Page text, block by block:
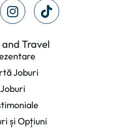
Travel
Joburi
Joburi
și Opțiuni